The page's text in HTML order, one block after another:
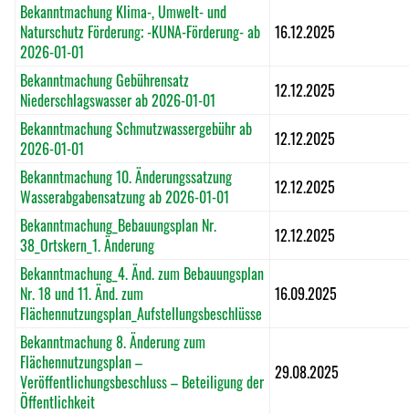
Bekanntmachung Klima-, Umwelt- und
Naturschutz Förderung; -KUNA-Förderung- ab
2026-01-01
16.12.2025
Bekanntmachung Gebührensatz
Niederschlagswasser ab 2026-01-01
12.12.2025
Bekanntmachung Schmutzwassergebühr ab
2026-01-01
12.12.2025
Bekanntmachung 10. Änderungssatzung
Wasserabgabensatzung ab 2026-01-01
12.12.2025
Bekanntmachung_Bebauungsplan Nr.
38_Ortskern_1. Änderung
12.12.2025
Bekanntmachung_4. Änd. zum Bebauungsplan
Nr. 18 und 11. Änd. zum
Flächennutzungsplan_Aufstellungsbeschlüsse
16.09.2025
Bekanntmachung 8. Änderung zum
Flächennutzungsplan –
Veröffentlichungsbeschluss – Beteiligung der
Öffentlichkeit
29.08.2025